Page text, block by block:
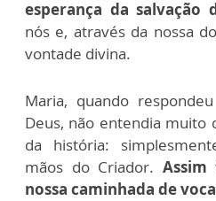
esperança da salvação
nós e, através da nossa
vontade divina.
Maria, quando
Deus, não entendia muito
da história:
mãos do Criador.
nossa caminhada de